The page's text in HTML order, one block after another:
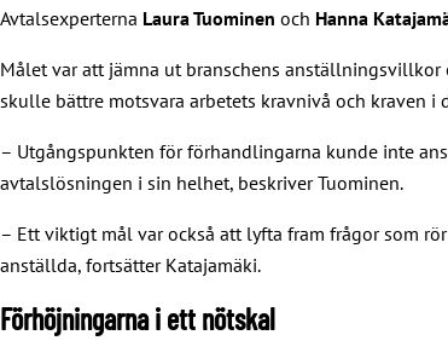
Avtalsexperterna Laura Tuominen och Hanna
Målet var att jämna ut branschens
skulle bättre motsvara arbetets kravnivå och kraven
– Utgångspunkten för förhandlingarna kunde inte
avtalslösningen i sin helhet, beskriver Tuominen.
– Ett viktigt mål var också att lyfta fram frågor som
anställda, fortsätter Katajamäki.
Förhöjningarna i ett nötskal